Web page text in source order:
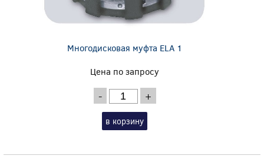
Многодисковая муфта ELA 1
Цена по запросу
- +
в корзину